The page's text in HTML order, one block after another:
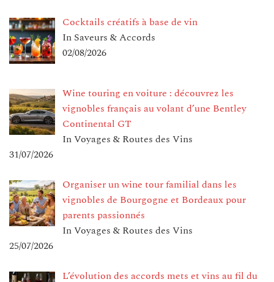
Cocktails créatifs à base de vin
In Saveurs & Accords
02/08/2026
Wine touring en voiture : découvrez les
vignobles français au volant d’une Bentley
Continental GT
In Voyages & Routes des Vins
31/07/2026
Organiser un wine tour familial dans les
vignobles de Bourgogne et Bordeaux pour
parents passionnés
In Voyages & Routes des Vins
25/07/2026
L’évolution des accords mets et vins au fil du